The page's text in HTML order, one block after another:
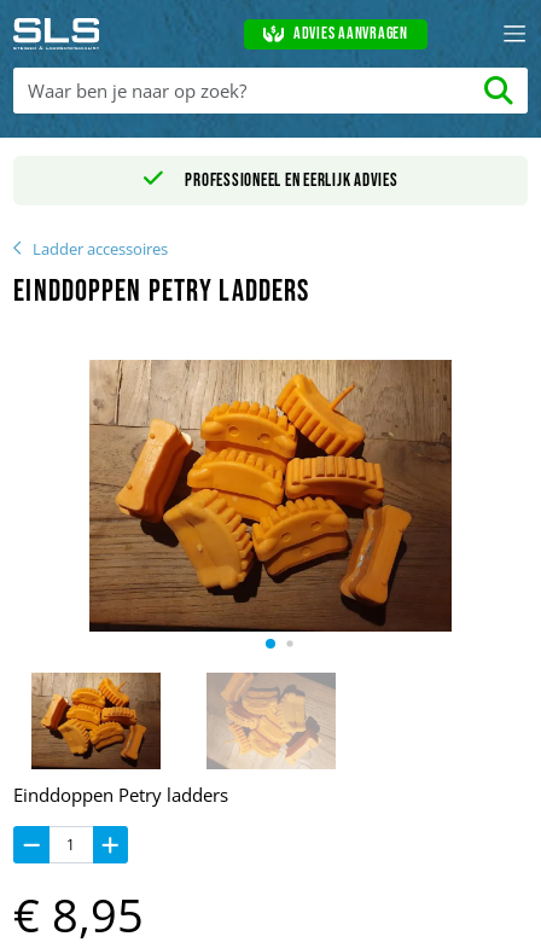
Advies aanvragen
Professioneel en eerlijk advies
Ladder accessoires
Einddoppen Petry ladders
Einddoppen Petry ladders
€ 8,95